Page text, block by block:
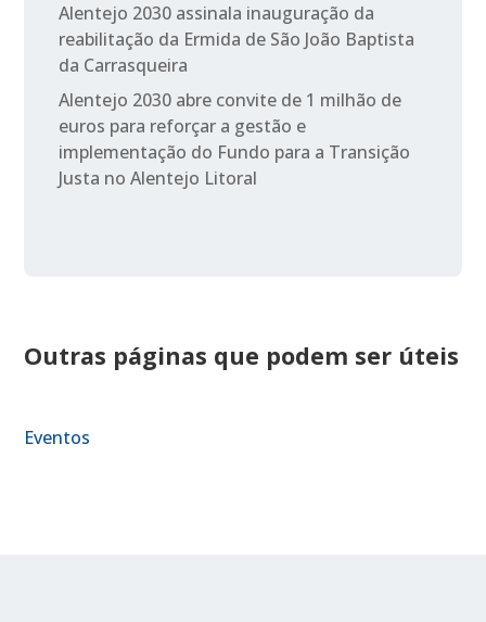
Alentejo 2030 assinala inauguração da
reabilitação da Ermida de São João Baptista
da Carrasqueira
Alentejo 2030 abre convite de 1 milhão de
euros para reforçar a gestão e
implementação do Fundo para a Transição
Justa no Alentejo Litoral
Outras páginas que podem ser úteis
Eventos